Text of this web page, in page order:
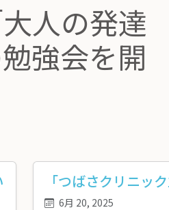
人の発達
強会を開
「つばさクリニッ
6月 20, 2025